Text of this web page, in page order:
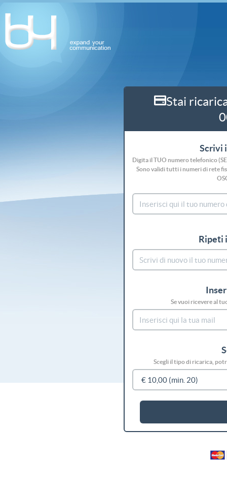
Stai
Scrivi
Digita il TUO numero telefonico
Sono validi tutti i numeri di rete
Ripeti
Se vuoi ricevere al
Scegli il tipo di ricarica,